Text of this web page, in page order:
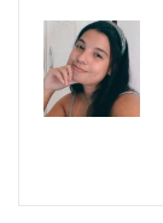
WhatsApp